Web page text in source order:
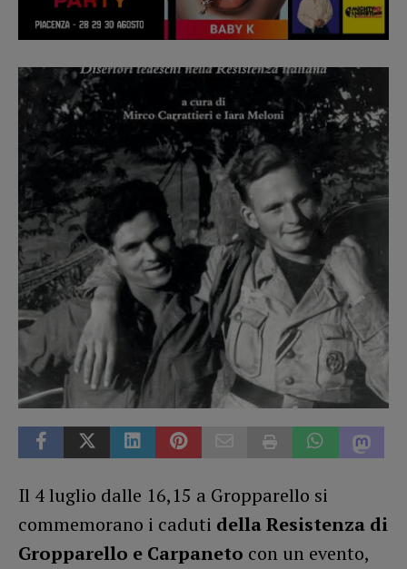
Il 4 luglio dalle 16,15 a Gropparello si
commemorano i caduti della Resistenza di
Gropparello e Carpaneto con un evento,